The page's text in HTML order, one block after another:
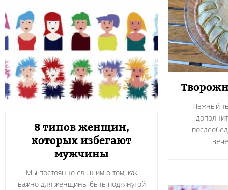
Нежный
8 типов женщин,
которых избегают
мужчины
Мы постоянно слышим о том, как
важно для женщины быть подтянутой